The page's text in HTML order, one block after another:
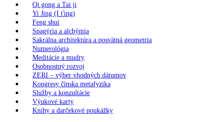
Qi gong a Tai ji
Yi Jing (I ťing)
Feng shui
Spagýria a alchýmia
Sakrálna architektúra a posvätná geometria
Numerológia
Meditácie a mudry
Osobnostný rozvoj
ZERI – výber vhodných dátumov
Kongresy čínska metafyzika
Služby a konzultácie
Výukové karty
Knihy a darčekové poukážky